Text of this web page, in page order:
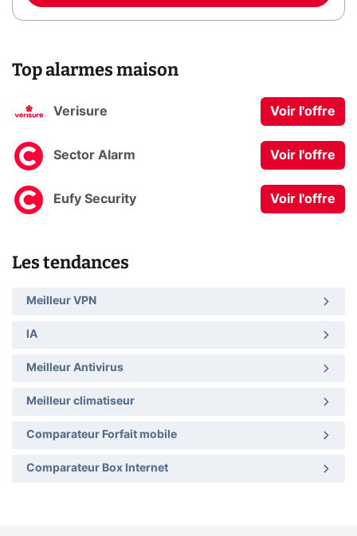
Top alarmes maison
Verisure Voir l'offre
Sector Alarm Voir l'offre
Eufy Security Voir l'offre
Les tendances
Meilleur VPN
IA
Meilleur Antivirus
Meilleur climatiseur
Comparateur Forfait mobile
Comparateur Box Internet